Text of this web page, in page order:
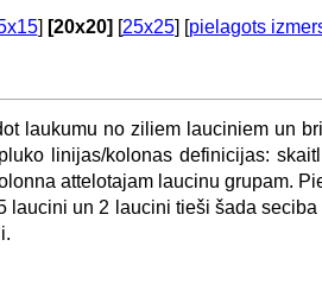
] [20x20] [25x25] [pielagots
laukumu no ziliem lauciniem un
linijas/kolonas definicijas:
attelotajam laucinu grupam.
laucini un 2 laucini tieši šada seciba